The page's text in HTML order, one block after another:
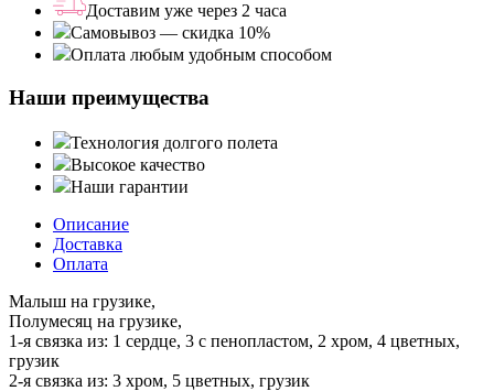
Доставим уже через 2 часа
Самовывоз — скидка 10%
Оплата любым удобным способом
Наши преимущества
Технология долгого полета
Высокое качество
Наши гарантии
Описание
Доставка
Оплата
Малыш на грузике,
Полумесяц на грузике,
1-я связка из: 1 сердце, 3 с пенопластом, 2 хром, 4 цветных,
грузик
2-я связка из: 3 хром, 5 цветных, грузик